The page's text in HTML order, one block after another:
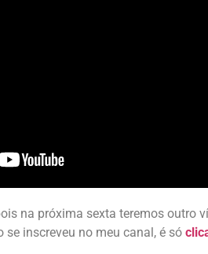
na próxima sexta teremos outro
inscreveu no meu canal, é só